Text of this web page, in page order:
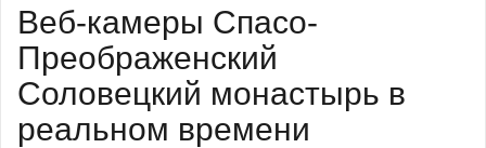
Веб-камеры Спасо-
Преображенский
Соловецкий монастырь в
реальном времени